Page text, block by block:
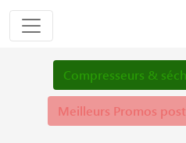
Compresseurs &
Meilleurs Promos